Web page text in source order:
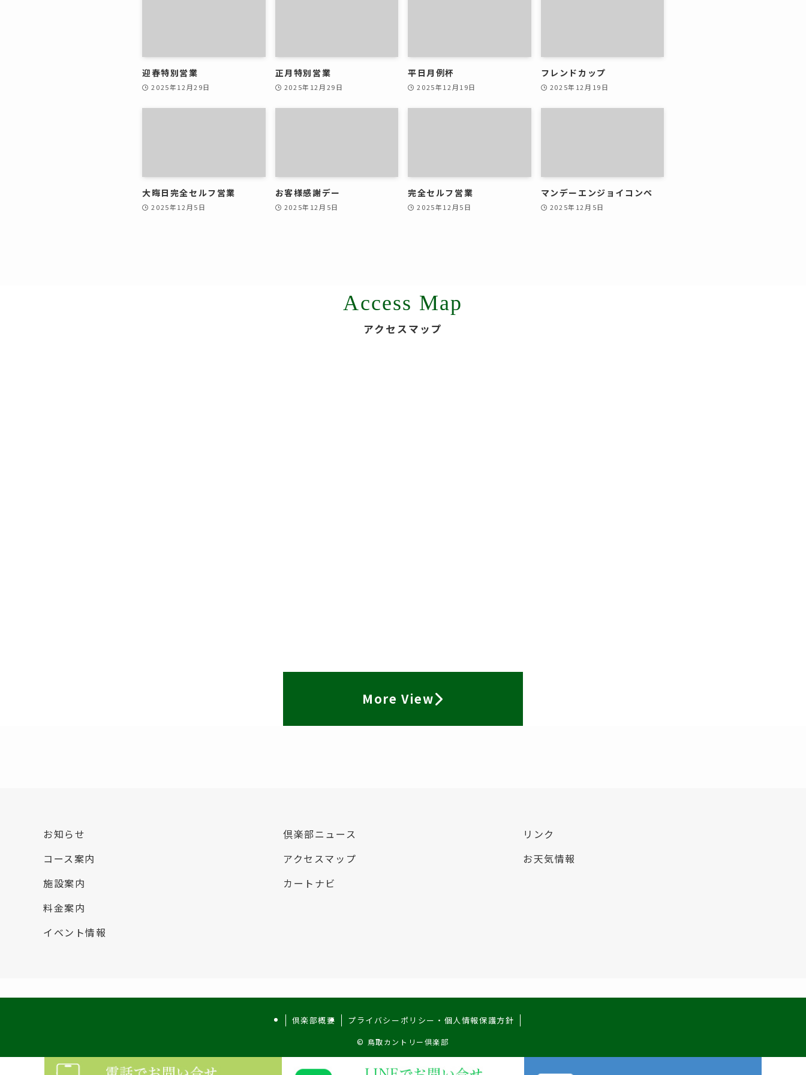
迎春特別営業
2025年12月29日
正月特別営業
2025年12月29日
平日月例杯
2025年12月19日
フレンドカップ
2025年12月19日
大晦日完全セルフ営業
2025年12月5日
お客様感謝デー
2025年12月5日
完全セルフ営業
2025年12月5日
マンデーエンジョイコンペ
2025年12月5日
Access Map
アクセスマップ
More View
お知らせ
コース案内
施設案内
料金案内
イベント情報
倶楽部ニュース
アクセスマップ
カートナビ
リンク
お天気情報
倶楽部概要 プライバシーポリシー・個人情報保護方針
© 鳥取カントリー倶楽部